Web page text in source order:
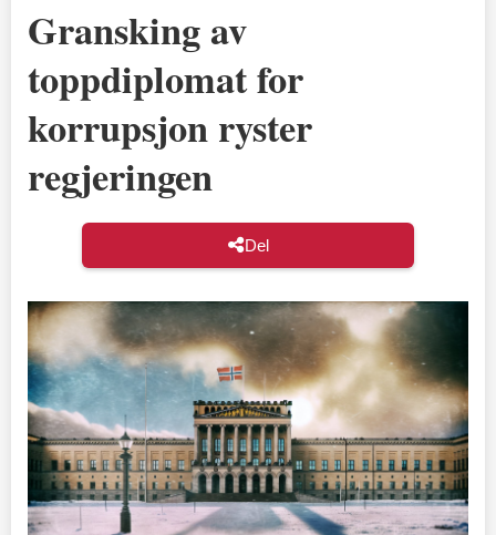
Gransking av
toppdiplomat for
korrupsjon ryster
regjeringen
Del